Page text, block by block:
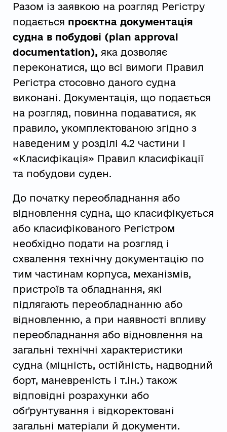
Разом із заявкою на розгляд Регістру
подається проєктна документація
судна в побудові (plan approval
documentation), яка дозволяє
переконатися, що всі вимоги Правил
Регістра стосовно даного судна
виконані. Документація, що подається
на розгляд, повинна подаватися, як
правило, укомплектованою згідно з
наведеним у розділі 4.2 частини І
«Класифікація» Правил класифікації
та побудови суден.
До початку переобладнання або
відновлення судна, що класифікується
або класифікованого Регістром
необхідно подати на розгляд і
схвалення технічну документацію по
тим частинам корпуса, механізмів,
пристроїв та обладнання, які
підлягають переобладнанню або
відновленню, а при наявності впливу
переобладнання або відновлення на
загальні технічні характеристики
судна (міцність, остійність, надводний
борт, маневреність і т.ін.) також
відповідні розрахунки або
обґрунтування і відкоректовані
загальні матеріали й документи.